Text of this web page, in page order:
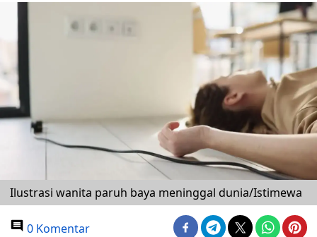
Ilustrasi wanita paruh baya meninggal dunia/Istimewa
0 Komentar